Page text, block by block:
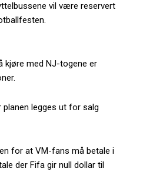
vil være reservert
kjøre med NJ-togene er
planen legges ut for salg
for at VM-fans må betale i
der Fifa gir null dollar til